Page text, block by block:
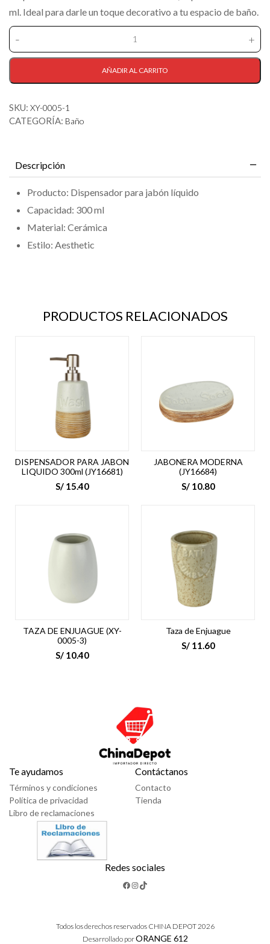
ml. Ideal para darle un toque decorativo a tu espacio de baño.
-
DE
LIQUIDO
0005-
1)
+
AÑADIR AL CARRITO
SKU: XY-0005-1
CATEGORÍA: Baño
Descripción
Producto: Dispensador para jabón líquido
Capacidad: 300 ml
Material: Cerámica
Estilo: Aesthetic
PRODUCTOS RELACIONADOS
DISPENSADOR PARA JABON
LIQUIDO 300ml (JY16681)
S/15.40
JABONERA MODERNA
(JY16684)
S/10.80
TAZA DE ENJUAGUE (XY-
0005-3)
S/10.40
Taza de Enjuague
S/11.60
Te ayudamos
Términos y condiciones
Política de privacidad
Libro de reclamaciones
Contáctanos
Contacto
Tienda
Redes sociales
Facebook Instagram TikTok
Todos los derechos reservados CHINA DEPOT 2026
Desarrollado porORANGE 612